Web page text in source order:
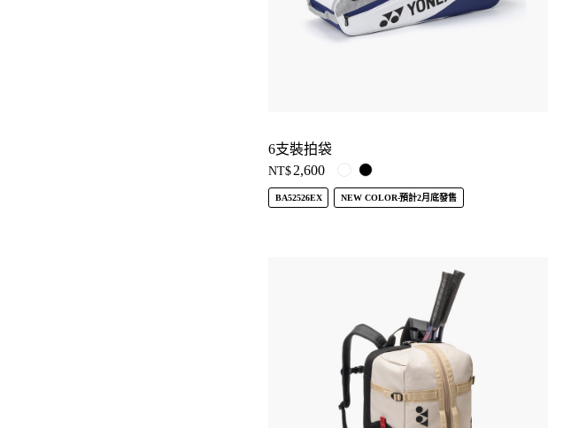
6支裝拍袋
NT$ 2,600
BA52526EX NEW COLOR-預計2月底發售